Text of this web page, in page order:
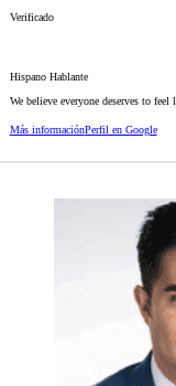
Verificado
Hispano Hablante
We believe everyone deserves to
Más informaciónPerfil en Google